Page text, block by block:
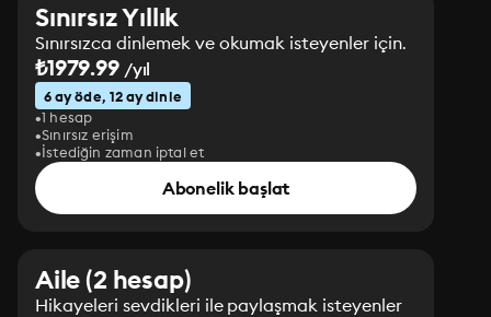
Sınırsız Yıllık
Sınırsızca dinlemek ve okumak isteyenler için.
₺1979.99/yıl
6 ay öde, 12 ay dinle
1 hesap
Sınırsız erişim
İstediğin zaman iptal et
Abonelik başlat
Aile (2 hesap)
Hikayeleri sevdikleri ile paylaşmak isteyenler